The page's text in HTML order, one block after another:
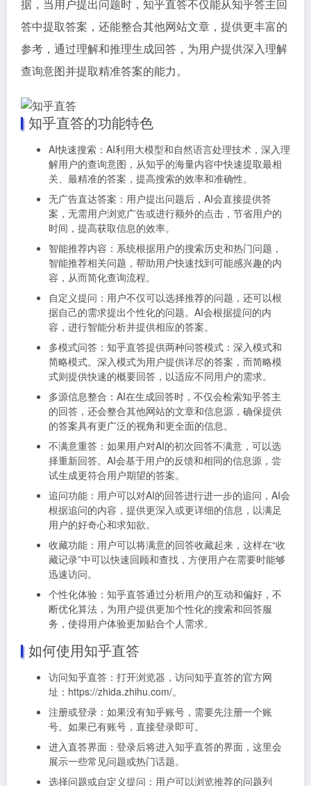
据，当用户提出问题时，知乎直答不仅能从知乎答主回
答中提取答案，还能整合其他网站文章，提供更丰富的
参考，通过理解和推理生成回答，为用户提供深入理解
查询意图并提取精准答案的能力。
知乎直答的功能特色
AI快速搜索：AI利用大模型和自然语言处理技术，深入理
解用户的查询意图，从知乎的海量内容中快速提取最相
关、最精准的答案，提高搜索的效率和准确性。
无广告直达答案：用户提出问题后，AI会直接提供答
案，无需用户浏览广告或进行额外的点击，节省用户的
时间，提高获取信息的效率。
智能推荐内容：系统根据用户的搜索历史和热门问题，
智能推荐相关问题，帮助用户快速找到可能感兴趣的内
容，从而简化查询流程。
自定义提问：用户不仅可以选择推荐的问题，还可以根
据自己的需求提出个性化的问题。AI会根据提问的内
容，进行智能分析并提供相应的答案。
多模式问答：知乎直答提供两种问答模式：深入模式和
简略模式。深入模式为用户提供详尽的答案，而简略模
式则提供快速的概要回答，以适应不同用户的需求。
多源信息整合：AI在生成回答时，不仅会检索知乎答主
的回答，还会整合其他网站的文章和信息源，确保提供
的答案具有更广泛的视角和更全面的信息。
不满意重答：如果用户对AI的初次回答不满意，可以选
择重新回答。AI会基于用户的反馈和相同的信息源，尝
试生成更符合用户期望的答案。
追问功能：用户可以对AI的回答进行进一步的追问，AI会
根据追问的内容，提供更深入或更详细的信息，以满足
用户的好奇心和求知欲。
收藏功能：用户可以将满意的回答收藏起来，这样在“收
藏记录”中可以快速回顾和查找，方便用户在需要时能够
迅速访问。
个性化体验：知乎直答通过分析用户的互动和偏好，不
断优化算法，为用户提供更加个性化的搜索和回答服
务，使得用户体验更加贴合个人需求。
如何使用知乎直答
访问知乎直答：打开浏览器，访问知乎直答的官方网
址：https://zhida.zhihu.com/。
注册或登录：如果没有知乎账号，需要先注册一个账
号。如果已有账号，直接登录即可。
进入直答界面：登录后将进入知乎直答的界面，这里会
展示一些常见问题或热门话题。
选择问题或自定义提问：用户可以浏览推荐的问题列